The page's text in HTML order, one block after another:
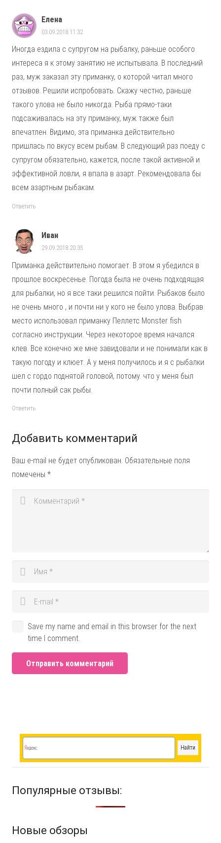
Елена
03.09.2018 11:32
Иногда ездила с супругом на рыбалку, раньше особого
интереса я к этому занятию не испытывала. В последний
раз, муж заказал эту приманку, о которой читал много
отзывов. Решили испробовать. Скажу честно, раньше
такого улова не было никогда. Рыба прямо-таки
подсаживалась на эту приманку, муж также был
впечатлен. Видимо, эта приманка действительно
пришлась по вкусу всем рыбам. В следующий раз поеду с
супругом обязательно, кажется, после такой активной и
эффективной ловли, я впала в азарт. Рекомендовала бы
всем азартным рыбакам.
Ответить
Иван
29.09.2018 20:35
Приманка действительно помогает. В этом я убедился в
прошлое воскресенье. Погода была не очень подходящая
для рыбалки, но я все таки решился пойти. Рыбаков было
не очень много , и почти ни у кого не было улова. Выбрав
место использовал приманку Пеллетс Monster fish
согласно инструкции. Через некоторое время начался
клев. Все конечно же мне завидовали и не понимали как в
такую погоду и клюет. А у меня получилось и я с рыбалки
шел с гордо поднятой головой, потому. что у меня был
почти полный сак рыбы.
Ответить
Добавить комментарий
Ваш e-mail не будет опубликован. Обязательные поля
помечены *
Save my name and email in this browser for the next
time I comment.
Отправить комментарий
Популярные отзывы:
Новые обзоры